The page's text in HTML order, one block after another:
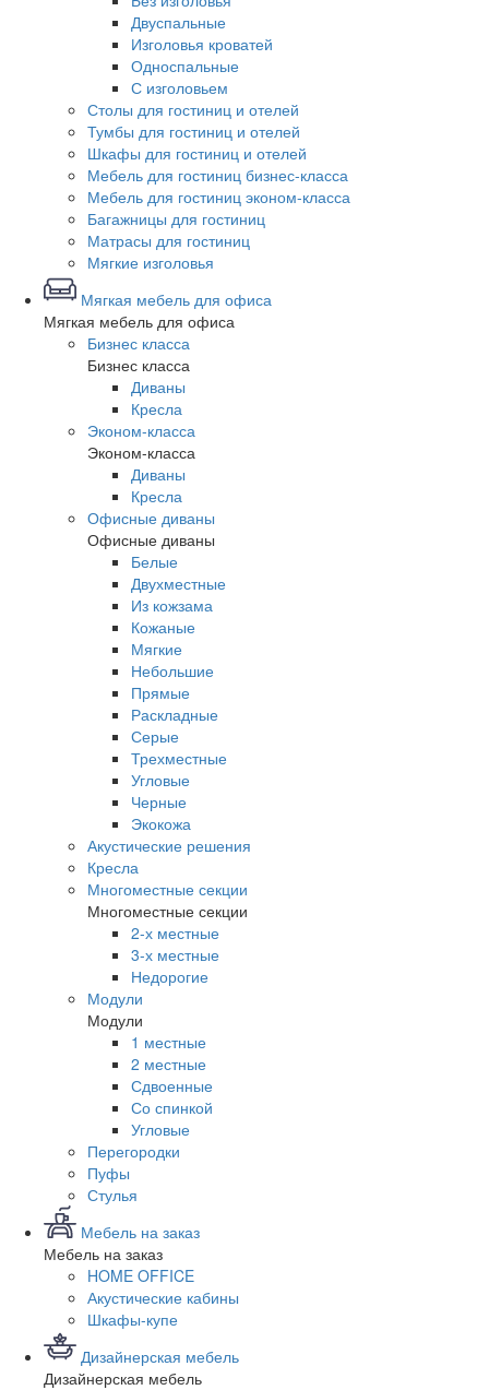
Двуспальные
Изголовья кроватей
Односпальные
С изголовьем
Столы для гостиниц и отелей
Тумбы для гостиниц и отелей
Шкафы для гостиниц и отелей
Мебель для гостиниц бизнес-класса
Мебель для гостиниц эконом-класса
Багажницы для гостиниц
Матрасы для гостиниц
Мягкие изголовья
Мягкая мебель для офиса
Мягкая мебель для офиса
Бизнес класса
Бизнес класса
Диваны
Кресла
Эконом-класса
Эконом-класса
Диваны
Кресла
Офисные диваны
Офисные диваны
Белые
Двухместные
Из кожзама
Кожаные
Мягкие
Небольшие
Прямые
Раскладные
Серые
Трехместные
Угловые
Черные
Экокожа
Акустические решения
Кресла
Многоместные секции
Многоместные секции
2-х местные
3-х местные
Недорогие
Модули
Модули
1 местные
2 местные
Сдвоенные
Со спинкой
Угловые
Перегородки
Пуфы
Стулья
Мебель на заказ
Мебель на заказ
HOME OFFICE
Акустические кабины
Шкафы-купе
Дизайнерская мебель
Дизайнерская мебель